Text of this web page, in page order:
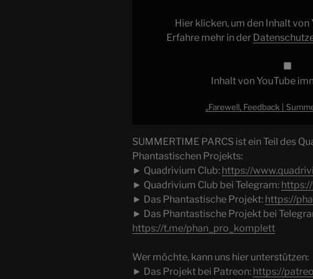
Hier klicken, um den Inhalt von
Erfahre mehr in der
Inhalt von YouTube
„Farewell, Feedback |
SUMMERTIME PARCS ist ein Teil des
Phantastischen Projekts:
► Quadrivium Club: https://
► Quadrivium Club bei Telegram:
► Das Phantastische Projekt: https://
► Das Phantastische Projekt bei
https://t.me/phan_pro_komplett
Wer möchte, kann uns hier unterstützen:
► Das Projekt bei Patreon: https://